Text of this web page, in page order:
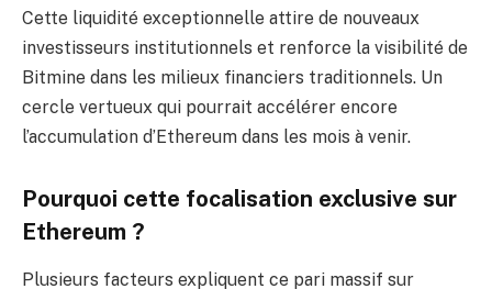
Cette liquidité exceptionnelle attire de nouveaux
investisseurs institutionnels et renforce la visibilité de
Bitmine dans les milieux financiers traditionnels. Un
cercle vertueux qui pourrait accélérer encore
l’accumulation d’Ethereum dans les mois à venir.
Pourquoi cette focalisation exclusive sur
Ethereum ?
Plusieurs facteurs expliquent ce pari massif sur